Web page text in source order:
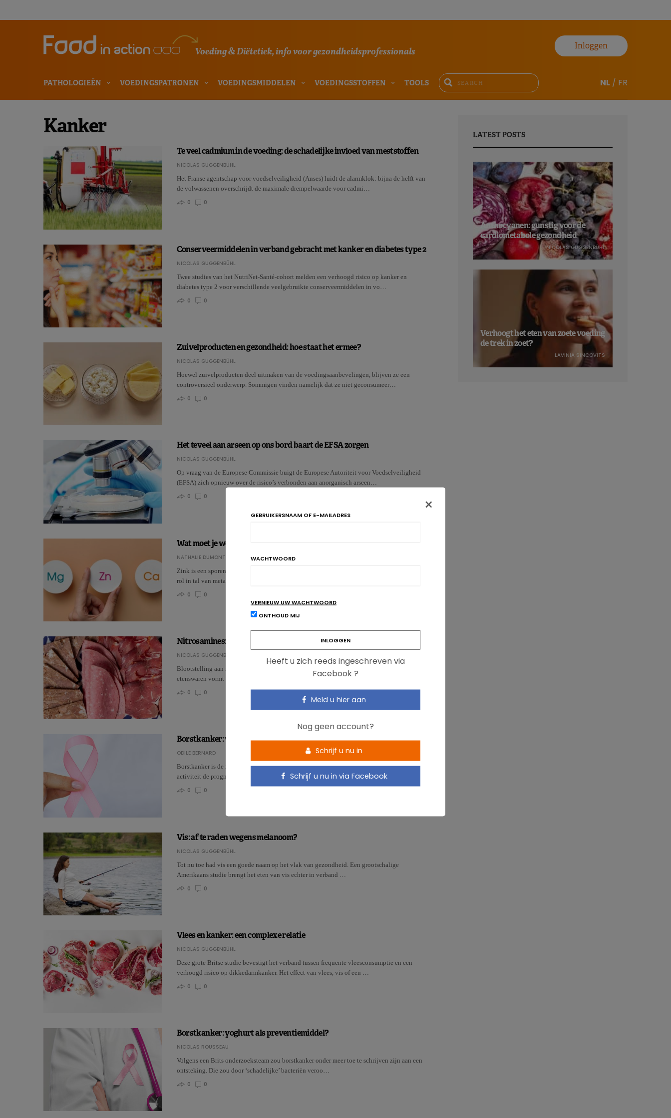
Voeding & Diëtetiek, info voor gezondheidsprofessionals
Inloggen
PATHOLOGIEËN VOEDINGSPATRONEN VOEDINGSMIDDELEN VOEDINGSSTOFFEN TOOLS NL / FR
Kanker
Te veel cadmium in de voeding: de schadelijke invloed van meststoffen
NICOLAS GUGGENBÜHL
Het Franse agentschap voor voedselveiligheid (Anses) luidt de alarmklok: bijna de helft van
de volwassenen overschrijdt de maximale drempelwaarde voor cadmi…
0
0
Conserveermiddelen in verband gebracht met kanker en diabetes type 2
NICOLAS GUGGENBÜHL
Twee studies van het NutriNet-Santé-cohort melden een verhoogd risico op kanker en
diabetes type 2 voor verschillende veelgebruikte conserveermiddelen in vo…
0
0
Zuivelproducten en gezondheid: hoe staat het ermee?
NICOLAS GUGGENBÜHL
Hoewel zuivelproducten deel uitmaken van de voedingsaanbevelingen, blijven ze een
controversieel onderwerp. Sommigen vinden namelijk dat ze niet geconsumeer…
0
0
Het teveel aan arseen op ons bord baart de EFSA zorgen
NICOLAS GUGGENBÜHL
Op vraag van de Europese Commissie buigt de Europese Autoriteit voor Voedselveiligheid
(EFSA) zich opnieuw over de risico’s verbonden aan anorganisch arseen…
0
0
Wat moet je weten over zink?
NATHALIE DUMONT
Zink is een sporenelement dat van vitaal belang is voor het menselijk lichaam. Het speelt een
rol in tal van metabolische processen en is cruciaal …
0
0
Nitrosamines: toxiciteit verontrust EFSA
NICOLAS GUGGENBÜHL
Blootstelling aan nitrosamines die gevormd worden tijdens de bereiding of verwerking van
etenswaren vormt een gezondheidsprobleem voor alle leeftijdsgroepen…
0
0
Borstkanker: wat zijn de overlevingsfactoren?
ODILE BERNARD
Borstkanker is de meest voorkomende vorm van kanker. Kan het gewicht, voeding of fysieke
activiteit de prognose na diagnose beïnvloeden? Het World Cancer Re…
0
0
Vis: af te raden wegens melanoom?
NICOLAS GUGGENBÜHL
Tot nu toe had vis een goede naam op het vlak van gezondheid. Een grootschalige
Amerikaans studie brengt het eten van vis echter in verband …
0
0
Vlees en kanker: een complexe relatie
NICOLAS GUGGENBÜHL
Deze grote Britse studie bevestigt het verband tussen frequente vleesconsumptie en een
verhoogd risico op dikkedarmkanker. Het effect van vlees, vis of een …
0
0
Borstkanker: yoghurt als preventiemiddel?
NICOLAS ROUSSEAU
Volgens een Brits onderzoeksteam zou borstkanker onder meer toe te schrijven zijn aan een
ontsteking. Die zou door ‘schadelijke’ bacteriën veroo…
0
0
LATEST POSTS
Anthocyanen: gunstig voor de
cardiometabole gezondheid
NICOLAS GUGGENBÜHL
Verhoogt het eten van zoete voeding
de trek in zoet?
LAVINIA SINCOVITS
×
GEBRUIKERSNAAM OF E-MAILADRES
WACHTWOORD
VERNIEUW UW WACHTWOORD
ONTHOUD MIJ
Heeft u zich reeds ingeschreven via
Facebook ?
Meld u hier aan
Nog geen account?
Schrijf u nu in
Schrijf u nu in via Facebook